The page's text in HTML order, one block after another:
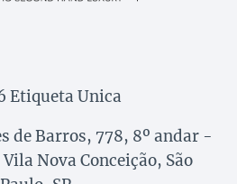
Etiqueta Unica
de Barros, 778, 8º andar -
Nova Conceição, São